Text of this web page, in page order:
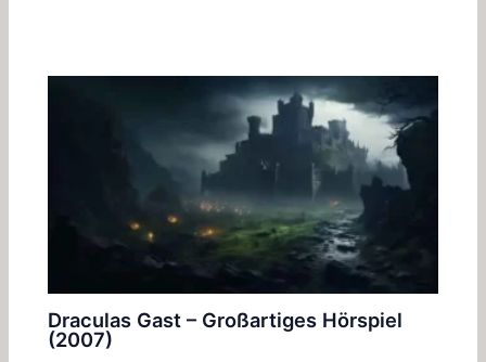
Draculas Gast – Großartiges Hörspiel
(2007)